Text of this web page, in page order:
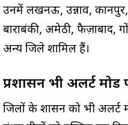
उनमें लखनऊ, उन्नाव, कानपुर,
बाराबंकी, अमेठी, फैज़ाबाद,
अन्य जिले शामिल हैं।
प्रशासन भी अलर्ट मोड
जिलों के प्रशासन को भी